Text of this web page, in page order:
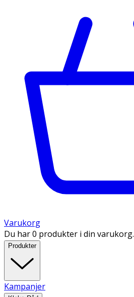
Varukorg
Du har 0 produkter i din varukorg.
Produkter
Kampanjer